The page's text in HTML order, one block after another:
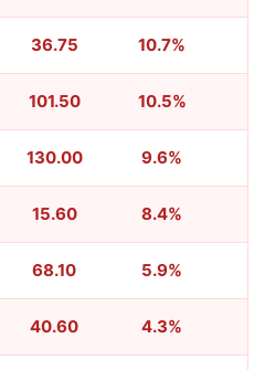
36.75 10.7%
101.50 10.5%
130.00 9.6%
15.60 8.4%
68.10 5.9%
40.60 4.3%